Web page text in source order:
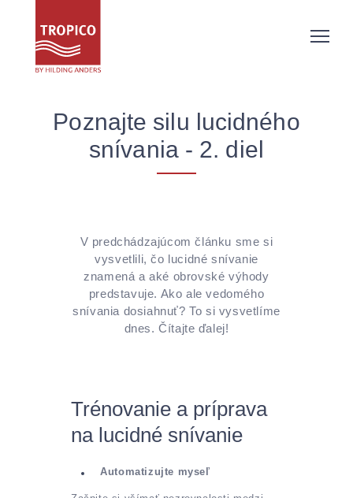
Poznajte silu lucidného
snívania - 2. diel
V predchádzajúcom článku sme si
vysvetlili, čo lucidné snívanie
znamená a aké obrovské výhody
predstavuje. Ako ale vedomého
snívania dosiahnuť? To si vysvetlíme
dnes. Čítajte ďalej!
Trénovanie a príprava
na lucidné snívanie
Automatizujte myseľ